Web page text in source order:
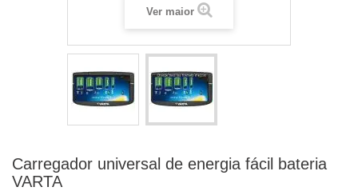
Ver maior
Carregador universal de energia fácil bateria
VARTA